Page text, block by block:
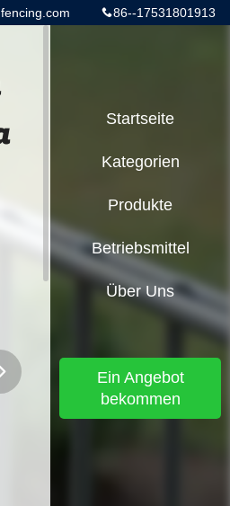
86--17531801913
Startseite
Kategorien
Produkte
Betriebsmittel
Über Uns
Ein Angebot
bekommen